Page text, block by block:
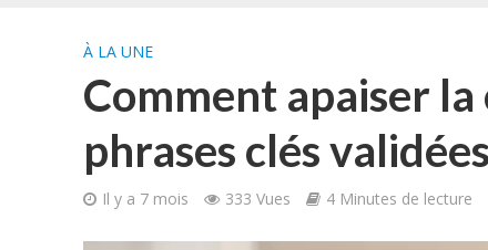
À LA UNE
Comment apaiser la
phrases clés
Il y a 7 mois 333 Vues 4 Minutes de lecture